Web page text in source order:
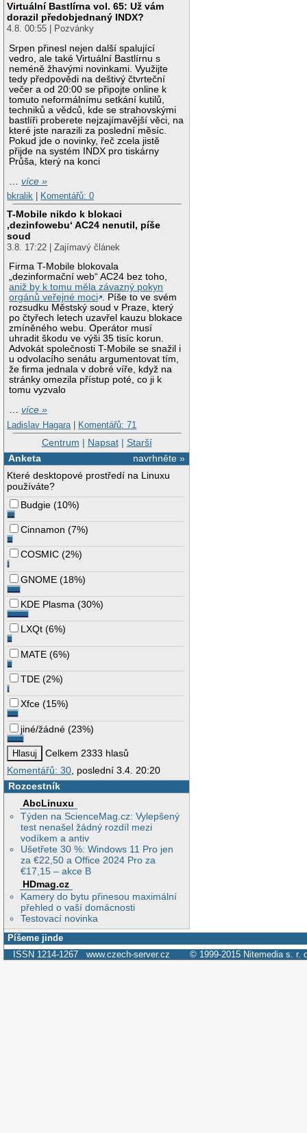
Virtuální Bastlírna vol. 65: Už vám
dorazil předobjednaný INDX?
4.8. 00:55 | Pozvánky
Srpen přinesl nejen další spalující
vedro, ale také Virtuální Bastlírnu s
neméně žhavými novinkami. Využijte
tedy předpovědi na deštivý čtvrteční
večer a od 20:00 se připojte online k
tomuto neformálnímu setkání kutilů,
techniků a vědců, kde se strahovskými
bastlíři proberete nejzajímavější věci, na
které jste narazili za poslední měsíc.
Pokud jde o novinky, řeč zcela jistě
přijde na systém INDX pro tiskárny
Průša, který na konci
…více »
bkralik
Komentářů: 0
T-Mobile nikdo k blokaci
‚dezinfowebu‘ AC24 nenutil, píše
soud
3.8. 17:22 | Zajímavý článek
Firma T-Mobile blokovala
„dezinformační web“ AC24 bez toho,
aniž by k tomu měla závazný pokyn
orgánů veřejné moci . Píše to ve svém
rozsudku Městský soud v Praze, který
po čtyřech letech uzavřel kauzu blokace
zmíněného webu. Operátor musí
uhradit škodu ve výši 35 tisíc korun.
Advokát společnosti T-Mobile se snažil i
u odvolacího senátu argumentovat tím,
že firma jednala v dobré víře, když na
stránky omezila přístup poté, co ji k
tomu vyzvalo
…více »
Ladislav Hagara | Komentářů: 71
Centrum | Napsat| Starší
navrhněte »
Anketa
Které desktopové prostředí na Linuxu
používáte?
Budgie (10%)
Cinnamon (7%)
COSMIC (2%)
GNOME (18%)
KDE Plasma (30%)
LXQt (6%)
MATE (6%)
TDE (2%)
Xfce (15%)
jiné/žádné (23%)
Celkem 2333 hlasů
Komentářů: 30, poslední 3.4. 20:20
Rozcestník
AbcLinuxu
Týden na ScienceMag.cz: Vylepšený
test nenašel žádný rozdíl mezi
vodíkem a antiv
Ušetřete 30 %: Windows 11 Pro jen
za €22,50 a Office 2024 Pro za
€17,15 – akce B
HDmag.cz
Kamery do bytu přinesou maximální
přehled o vaší domácnosti
Testovací novinka
Píšeme jinde
ISSN 1214-1267 www.czech-server.cz © 1999-2015 Nitemedia s. r.